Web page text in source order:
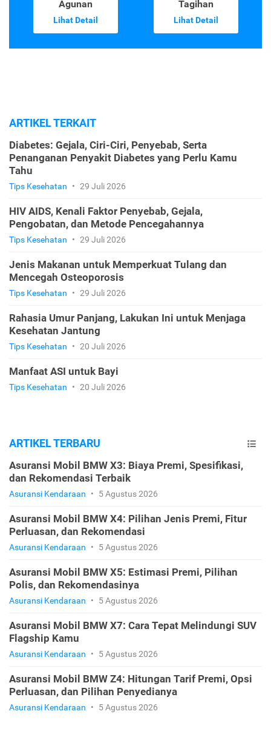
Agunan
Lihat Detail
Tagihan
Lihat Detail
ARTIKEL TERKAIT
Diabetes: Gejala, Ciri-Ciri, Penyebab, Serta
Penanganan Penyakit Diabetes yang Perlu Kamu
Tahu
Tips Kesehatan • 29 Juli 2026
HIV AIDS, Kenali Faktor Penyebab, Gejala,
Pengobatan, dan Metode Pencegahannya
Tips Kesehatan • 29 Juli 2026
Jenis Makanan untuk Memperkuat Tulang dan
Mencegah Osteoporosis
Tips Kesehatan • 29 Juli 2026
Rahasia Umur Panjang, Lakukan Ini untuk Menjaga
Kesehatan Jantung
Tips Kesehatan • 20 Juli 2026
Manfaat ASI untuk Bayi
Tips Kesehatan • 20 Juli 2026
ARTIKEL TERBARU
Asuransi Mobil BMW X3: Biaya Premi, Spesifikasi,
dan Rekomendasi Terbaik
Asuransi Kendaraan • 5 Agustus 2026
Asuransi Mobil BMW X4: Pilihan Jenis Premi, Fitur
Perluasan, dan Rekomendasi
Asuransi Kendaraan • 5 Agustus 2026
Asuransi Mobil BMW X5: Estimasi Premi, Pilihan
Polis, dan Rekomendasinya
Asuransi Kendaraan • 5 Agustus 2026
Asuransi Mobil BMW X7: Cara Tepat Melindungi SUV
Flagship Kamu
Asuransi Kendaraan • 5 Agustus 2026
Asuransi Mobil BMW Z4: Hitungan Tarif Premi, Opsi
Perluasan, dan Pilihan Penyedianya
Asuransi Kendaraan • 5 Agustus 2026